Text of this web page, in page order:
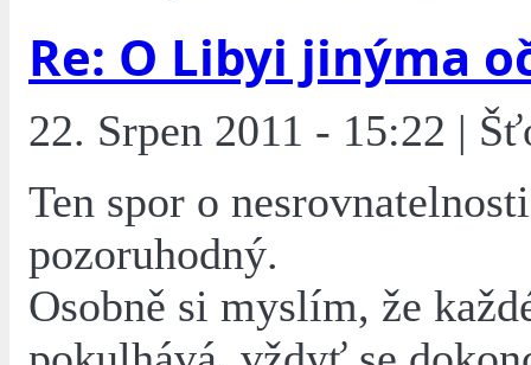
Re: O Libyi jinýma
22. Srpen 2011 - 15:22 |
Ten spor o
pozoruhodný.
Osobně si myslím, že